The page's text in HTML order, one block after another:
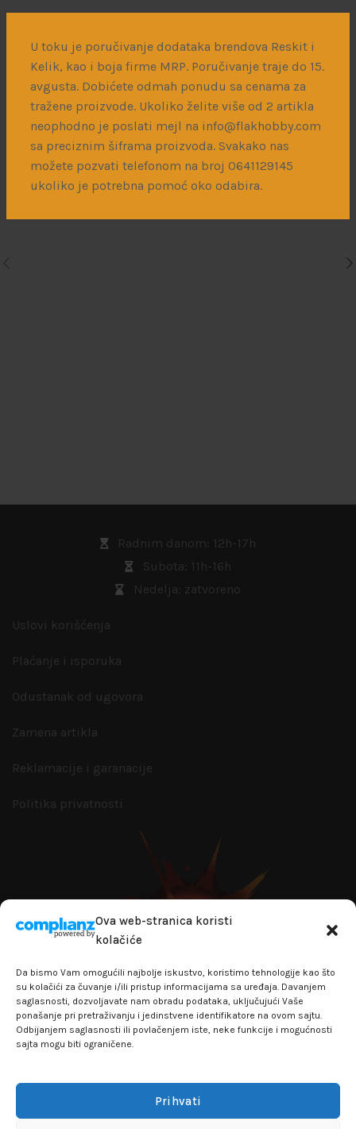
U toku je poručivanje dodataka brendova Reskit i
Kelik, kao i boja firme MRP. Poručivanje traje do 15.
avgusta. Dobićete odmah ponudu sa cenama za
tražene proizvode. Ukoliko želite više od 2 artikla
neophodno je poslati mejl na info@flakhobby.com
sa preciznim šiframa proizvoda. Svakako nas
možete pozvati telefonom na broj 0641129145
ukoliko je potrebna pomoć oko odabira.
Ova web-stranica koristi
kolačiće
Da bismo Vam omogućili najbolje iskustvo, koristimo tehnologije kao što
su kolačići za čuvanje i/ili pristup informacijama sa uređaja. Davanjem
saglasnosti, dozvoljavate nam obradu podataka, uključujući Vaše
ponašanje pri pretraživanju i jedinstvene identifikatore na ovom sajtu.
Odbijanjem saglasnosti ili povlačenjem iste, neke funkcije i mogućnosti
sajta mogu biti ograničene.
Prihvati
Italienfeldzug – German Tanks and Vehicles 43-45 vol.2
1.200рсд
Radnim danom: 12h-17h
Subota: 11h-16h
Nedelja: zatvoreno
Uslovi korišćenja
Plaćanje i isporuka
Odustanak od ugovora
Zamena artikla
Reklamacije i garanacije
Politika privatnosti
Adresa: Paunova 24 - TC Banjica
Lokal 102, prvi sprat